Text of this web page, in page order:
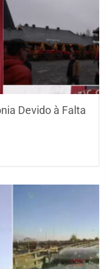
Devido à Falta